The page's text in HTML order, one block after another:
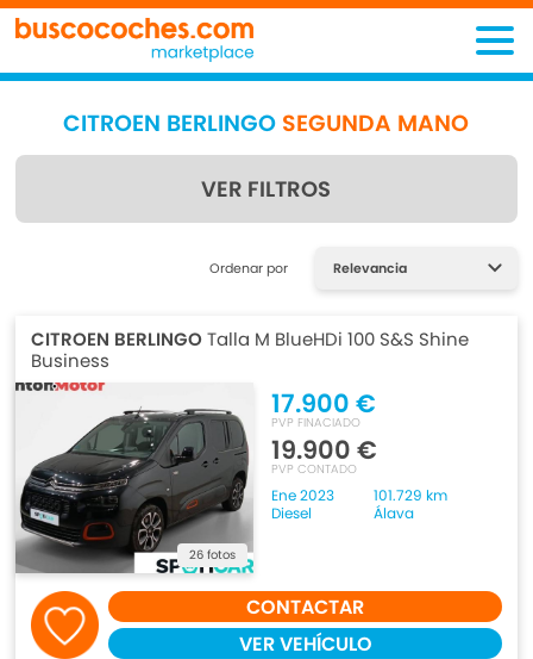
CITROEN BERLINGO SEGUNDA MANO
VER FILTROS
Encuentra lo que estás
Ordenar por
CITROEN BERLINGOTalla M BlueHDi 100 S&S Shine
Business
26 fotos
17.900 €
PVP FINACIADO
19.900 €
PVP CONTADO
Ene 2023
101.729 km
Diesel
Álava
CONTACTAR
VER VEHÍCULO